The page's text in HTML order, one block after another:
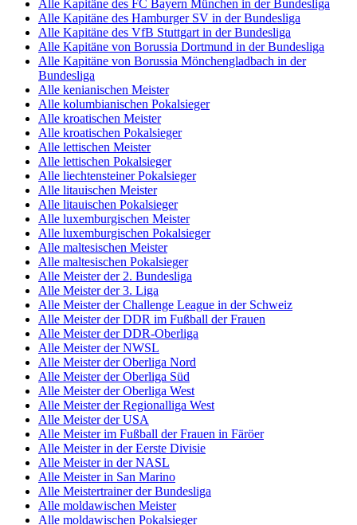
Alle Kapitäne des FC Bayern München in der Bundesliga
Alle Kapitäne des Hamburger SV in der Bundesliga
Alle Kapitäne des VfB Stuttgart in der Bundesliga
Alle Kapitäne von Borussia Dortmund in der Bundesliga
Alle Kapitäne von Borussia Mönchengladbach in der
Bundesliga
Alle kenianischen Meister
Alle kolumbianischen Pokalsieger
Alle kroatischen Meister
Alle kroatischen Pokalsieger
Alle lettischen Meister
Alle lettischen Pokalsieger
Alle liechtensteiner Pokalsieger
Alle litauischen Meister
Alle litauischen Pokalsieger
Alle luxemburgischen Meister
Alle luxemburgischen Pokalsieger
Alle maltesischen Meister
Alle maltesischen Pokalsieger
Alle Meister der 2. Bundesliga
Alle Meister der 3. Liga
Alle Meister der Challenge League in der Schweiz
Alle Meister der DDR im Fußball der Frauen
Alle Meister der DDR-Oberliga
Alle Meister der NWSL
Alle Meister der Oberliga Nord
Alle Meister der Oberliga Süd
Alle Meister der Oberliga West
Alle Meister der Regionalliga West
Alle Meister der USA
Alle Meister im Fußball der Frauen in Färöer
Alle Meister in der Eerste Divisie
Alle Meister in der NASL
Alle Meister in San Marino
Alle Meistertrainer der Bundesliga
Alle moldawischen Meister
Alle moldawischen Pokalsieger